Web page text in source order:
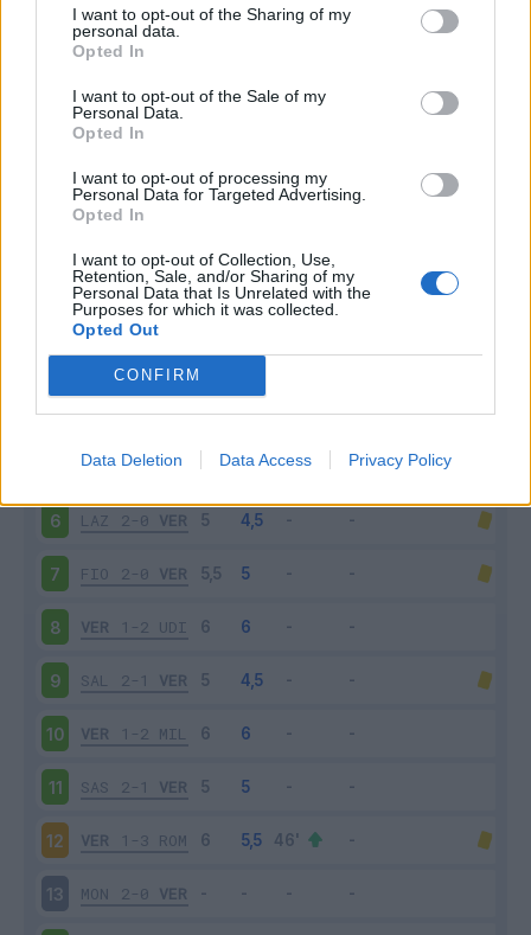
I want to opt-out of the Sharing of my
personal data.
Opted In
I want to opt-out of the Sale of my
Personal Data.
Opted In
I want to opt-out of processing my
Personal Data for Targeted Advertising.
Opted In
I want to opt-out of Collection, Use,
Retention, Sale, and/or Sharing of my
Personal Data that Is Unrelated with the
Purposes for which it was collected.
Opted Out
CONFIRM
Data Deletion Data Access Privacy Policy
4 - 11
stagionale
Giornata Voto FV EntratoUscito
3 VER 0-1 ATA
4 EMP 1-1 VER
VER 2-1 SAM
6 LAZ 2-0 VER
7 FIO 2-0 VER
8 VER 1-2 UDI
9 SAL 2-1 VER
10 VER 1-2 MIL
11 SAS 2-1 VER
12 VER 1-3 ROM
13 MON 2-0 VER